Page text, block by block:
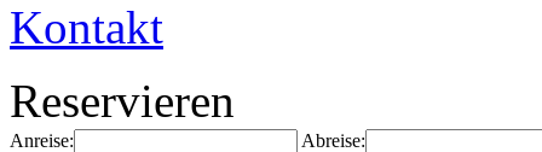
Kontakt
Reservieren
Anreise: Abreise: